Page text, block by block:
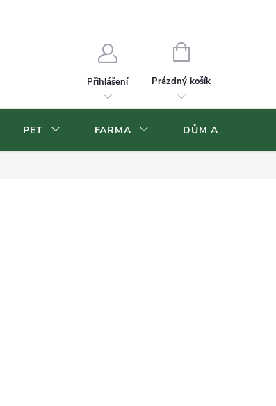
Přihlášení
NÁKUPNÍ
Prázdný košík
PET FARMA DŮM A ZAHRADA